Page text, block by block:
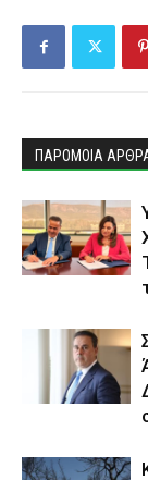
ΠΑΡΟΜΟΙΑ